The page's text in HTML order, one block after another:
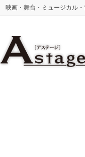
映画・舞台・ミュージカル